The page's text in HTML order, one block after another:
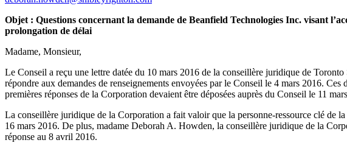
Objet : Questions concernant la demande de Beanfield Technologies Inc. visant
prolongation de délai
Madame, Monsieur,
Le Conseil a reçu une lettre datée du 10 mars 2016 de la conseillère juridique de
répondre aux demandes de renseignements envoyées par le Conseil le 4 mars 2016.
premières réponses de la Corporation devaient être déposées auprès du Conseil le 11
La conseillère juridique de la Corporation a fait valoir que la personne-ressource clé de
16 mars 2016. De plus, madame Deborah A. Howden, la conseillère juridique de la
réponse au 8 avril 2016.